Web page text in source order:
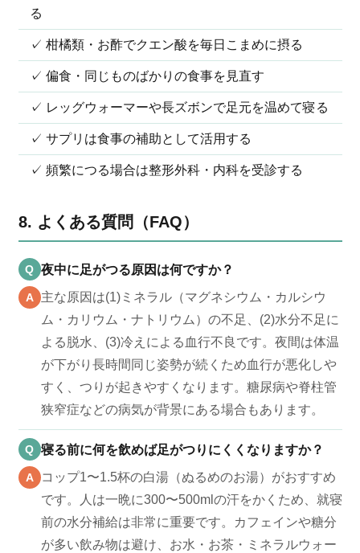
る
✓ 柑橘類・お酢でクエン酸を毎日こまめに摂る
✓ 偏食・同じものばかりの食事を見直す
✓ レッグウォーマーや長ズボンで足元を温めて寝る
✓ サプリは食事の補助として活用する
✓ 頻繁につる場合は整形外科・内科を受診する
8. よくある質問（FAQ）
Q 夜中に足がつる原因は何ですか？
A 主な原因は(1)ミネラル（マグネシウム・カルシウ
ム・カリウム・ナトリウム）の不足、(2)水分不足に
よる脱水、(3)冷えによる血行不良です。夜間は体温
が下がり長時間同じ姿勢が続くため血行が悪化しや
すく、つりが起きやすくなります。糖尿病や脊柱管
狭窄症などの病気が背景にある場合もあります。
Q 寝る前に何を飲めば足がつりにくくなりますか？
A コップ1〜1.5杯の白湯（ぬるめのお湯）がおすすめ
です。人は一晩に300〜500mlの汗をかくため、就寝
前の水分補給は非常に重要です。カフェインや糖分
が多い飲み物は避け、お水・お茶・ミネラルウォー